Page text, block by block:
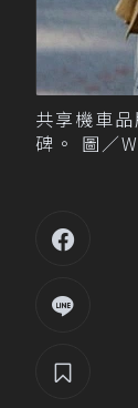
共享機車
碑。 圖／